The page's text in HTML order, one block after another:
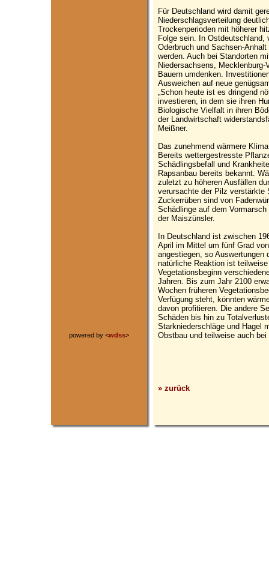
powered by <wdss>
Für Deutschland wird damit
Niederschlagsverteilung
Trockenperioden mit höherer
Folge sein. In Ostdeutschland,
Oderbruch und Sachsen-
werden. Auch bei Standorten
Niedersachsens, Mecklenburg-
Bauern umdenken.
Ausweichen auf neue
„Schon heute ist es dringend
investieren, in dem sie ihren
Biologische Vielfalt in ihren
der Landwirtschaft
Meißner.
Das zunehmend wärmere
Bereits wettergestresste
Schädlingsbefall und
Rapsanbau bereits bekannt.
zuletzt zu höheren Ausfällen
verursachte der Pilz verstärkte
Zuckerrüben sind von
Schädlinge auf dem
der Maiszünsler.
In Deutschland ist zwischen
April im Mittel um fünf Grad
angestiegen, so
natürliche Reaktion ist
Vegetationsbeginn
Jahren. Bis zum Jahr 2100
Wochen früheren
Verfügung steht, könnten
davon profitieren. Die andere
Schäden bis hin zu
Starkniederschläge und Hagel
Obstbau und teilweise auch
» zurück